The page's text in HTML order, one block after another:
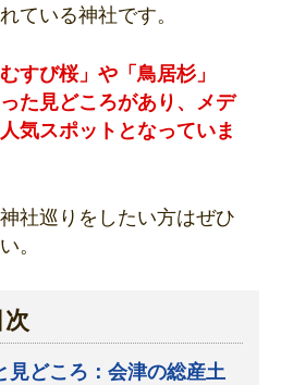
ている神社です。
むすび桜」や「鳥居杉」
た見どころがあり、 メデ
気スポットとなっていま
社巡りをしたい方はぜひ
。
見どころ：会津の総産土